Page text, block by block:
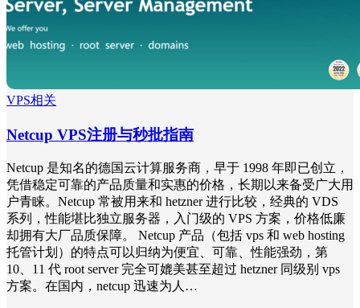
VPS相关
Netcup VPS注册与秒批指南
Netcup 是知名的德国云计算服务商，早于 1998 年即已创立，
凭借稳定可靠的产品质量和实惠的价格，长期以来备受广大用
户青睐。Netcup 常被用来和 hetzner 进行比较，经典的 VDS
系列，性能堪比独立服务器，入门级的 VPS 方案，价格低廉
却拥有大厂品质保障。 Netcup 产品（包括 vps 和 web hosting
托管计划）的特点可以归纳为便宜、可靠、性能强劲，第
10、11 代 root server 完全可媲美甚至超过 hetzner 同级别 vps
方案。在国内，netcup 迅速为人…